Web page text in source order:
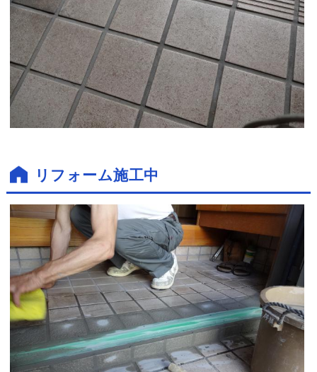
リフォーム施工中